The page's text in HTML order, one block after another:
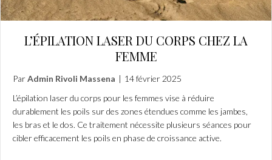
L’ÉPILATION LASER DU CORPS CHEZ LA
FEMME
ParAdmin Rivoli Massena | 14 février 2025
L’épilation laser du corps pour les femmes vise à réduire
durablement les poils sur des zones étendues comme les jambes,
les bras et le dos. Ce traitement nécessite plusieurs séances pour
cibler efficacement les poils en phase de croissance active.